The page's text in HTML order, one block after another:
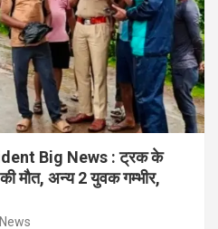
Big News : ट्रक के
मौत, अन्य 2 युवक गम्भीर,